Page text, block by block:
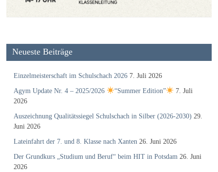
Neueste Beiträge
Einzelmeisterschaft im Schulschach 2026 7. Juli 2026
Agym Update Nr. 4 – 2025/2026 “Summer Edition”
7. Juli
2026
Auszeichnung Qualitätssiegel Schulschach in Silber (2026-2030) 29.
Juni 2026
Lateinfahrt der 7. und 8. Klasse nach Xanten 26. Juni 2026
Der Grundkurs „Studium und Beruf“ beim HIT in Potsdam 26. Juni
2026